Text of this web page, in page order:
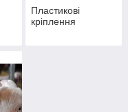
Пластикові
кріплення